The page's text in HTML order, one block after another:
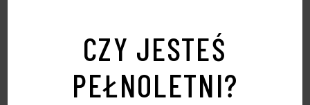
CZY JESTEŚ
PEŁNOLETNI?